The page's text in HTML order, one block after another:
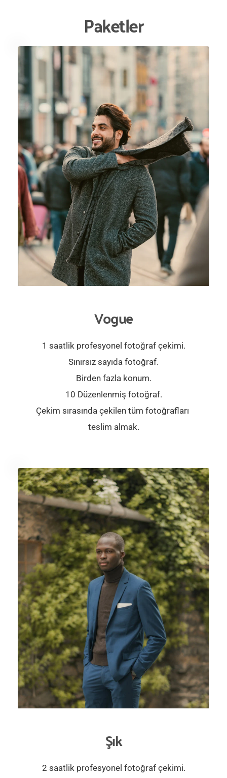
Paketler
Vogue
1 saatlik profesyonel fotoğraf çekimi.
Sınırsız sayıda fotoğraf.
Birden fazla konum.
10 Düzenlenmiş fotoğraf.
Çekim sırasında çekilen tüm fotoğrafları
teslim almak.
Şık
2 saatlik profesyonel fotoğraf çekimi.